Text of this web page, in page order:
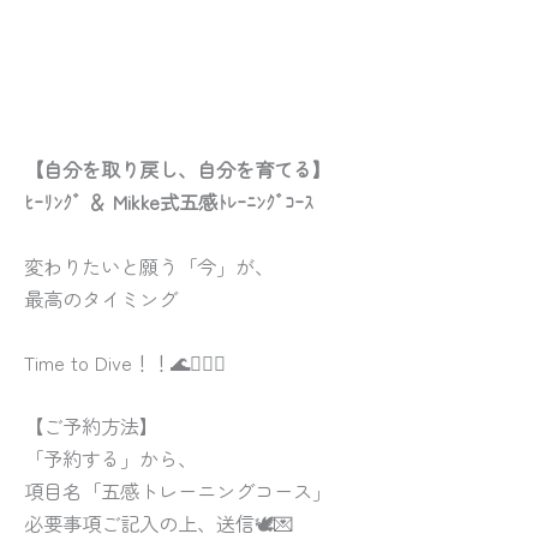
【自分を取り戻し、自分を育てる】
ﾋｰﾘﾝｸﾞ ＆ Mikke式五感ﾄﾚｰﾆﾝｸﾞｺｰｽ
変わりたいと願う「今」が、
最高のタイミング
Time to Dive！！🌊🏊‍♂️✨
【ご予約方法】
「予約する」から、
項目名「五感トレーニングコース」
必要事項ご記入の上、送信🕊💌